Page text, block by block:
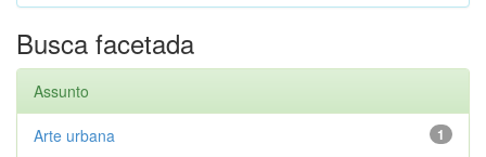
Busca facetada
Assunto
1
Arte urbana